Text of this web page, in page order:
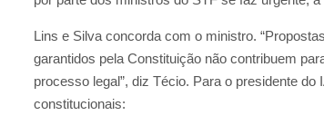
Lins e Silva concorda com o ministro.
garantidos pela Constituição não contribuem
processo legal”, diz Técio. Para o presidente
constitucionais: